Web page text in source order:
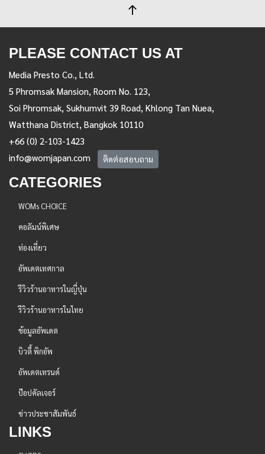
PLEASE CONTACT US AT
Media Presto Co., Ltd.
5 Phromsak Mansion, Room No. 123,
Soi Phromsak, Sukhumvit 39 Road, Khlong Tan Nuea,
Watthana District, Bangkok 10110
+66 (0) 2-103-1423
info@womjapan.com
ติดต่อสอบถาม
CATEGORIES
WOMs CHOICE
คอลัมน์พิเศษ
ท่องเที่ยว
อัพเดตเทศกาล
รีวิวร้านอาหารในญี่ปุ่น
รีวิวร้านอาหารในไทย
ข้อมูลอัพเดต
บิวตี้ พิกอัพ
อัพเดตเทรนด์
ป๊อปคัลเจอร์
ข่าวประชาสัมพันธ์
LINKS